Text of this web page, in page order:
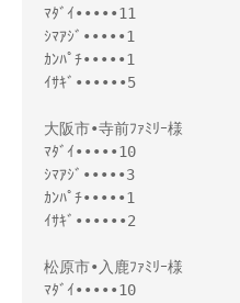
ﾏﾀﾞｲ•••••11
ｼﾏｱｼﾞ•••••1
ｶﾝﾊﾟﾁ•••••1
ｲｻｷﾞ••••••5
大阪市•寺前ﾌｧﾐﾘｰ様
ﾏﾀﾞｲ•••••10
ｼﾏｱｼﾞ•••••3
ｶﾝﾊﾟﾁ•••••1
ｲｻｷﾞ••••••2
松原市•入鹿ﾌｧﾐﾘｰ様
ﾏﾀﾞｲ•••••10